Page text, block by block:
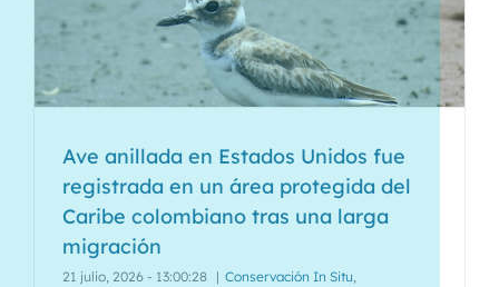
Ave anillada en Estados Unidos fue
registrada en un área protegida del
Caribe colombiano tras una larga
migración
21 julio, 2026 - 13:00:28 | Conservación In Situ,